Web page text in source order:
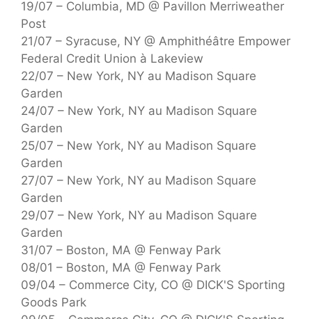
19/07 – Columbia, MD @ Pavillon Merriweather
Post
21/07 – Syracuse, NY @ Amphithéâtre Empower
Federal Credit Union à Lakeview
22/07 – New York, NY au Madison Square
Garden
24/07 – New York, NY au Madison Square
Garden
25/07 – New York, NY au Madison Square
Garden
27/07 – New York, NY au Madison Square
Garden
29/07 – New York, NY au Madison Square
Garden
31/07 – Boston, MA @ Fenway Park
08/01 – Boston, MA @ Fenway Park
09/04 – Commerce City, CO @ DICK'S Sporting
Goods Park